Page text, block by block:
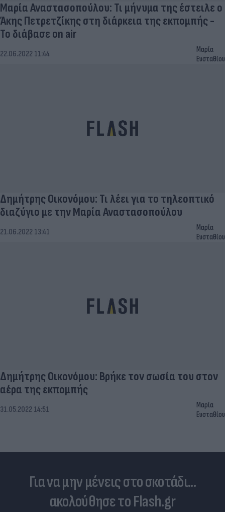
Μαρία Αναστασοπούλου: Τι μήνυμα της έστειλε ο
Άκης Πετρετζίκης στη διάρκεια της εκπομπής -
Το διάβασε on air
22.06.2022 11:44
Μαρία
Ευσταθίου
Δημήτρης Οικονόμου: Τι λέει για το τηλεοπτικό
διαζύγιο με την Μαρία Αναστασοπούλου
21.06.2022 13:41
Μαρία
Ευσταθίου
Δημήτρης Οικονόμου: Βρήκε τον σωσία του στον
αέρα της εκπομπής
31.05.2022 14:51
Μαρία
Ευσταθίου
Για να μην μένεις στο σκοτάδι...
ακολούθησε το Flash.gr